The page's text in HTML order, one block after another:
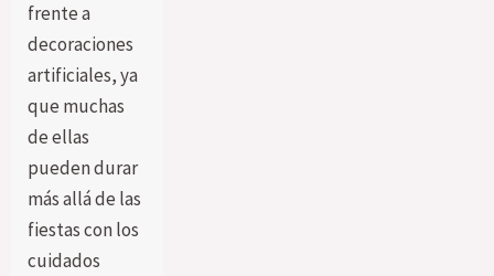
frente a
decoraciones
artificiales, ya
que muchas
de ellas
pueden durar
más allá de las
fiestas con los
cuidados